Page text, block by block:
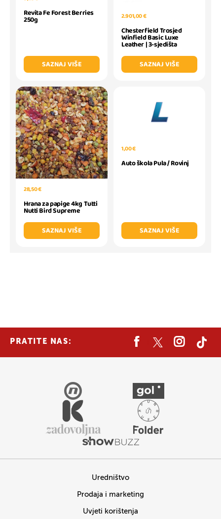
Revita Fe Forest Berries
250g
SAZNAJ VIŠE
2.901,00 €
Chesterfield Trosjed
Winfield Basic Luxe
Leather | 3-sjedišta
SAZNAJ VIŠE
28,50 €
Hrana za papige 4kg Tutti
Nutti Bird Supreme
SAZNAJ VIŠE
1,00 €
Auto škola Pula / Rovinj
SAZNAJ VIŠE
PRATITE NAS:
Uredništvo
Prodaja i marketing
Uvjeti korištenja